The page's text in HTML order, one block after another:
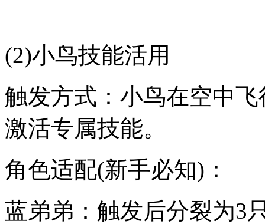
(2)小鸟技能活用
触发方式：小鸟在空中
激活专属技能。
角色适配(新手必知)：
蓝弟弟：触发后分裂为3